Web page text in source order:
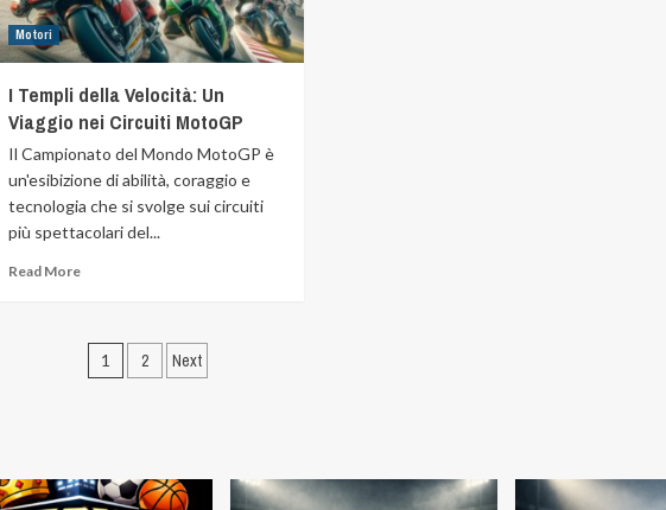
Motori
I Templi della Velocità: Un
Viaggio nei Circuiti MotoGP
Il Campionato del Mondo MotoGP è
un'esibizione di abilità, coraggio e
tecnologia che si svolge sui circuiti
più spettacolari del...
Read More
1 2 Next